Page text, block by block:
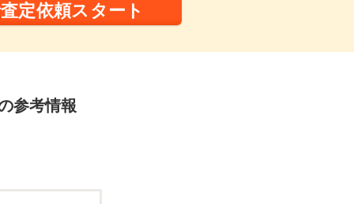
定依頼スタート
参考情報